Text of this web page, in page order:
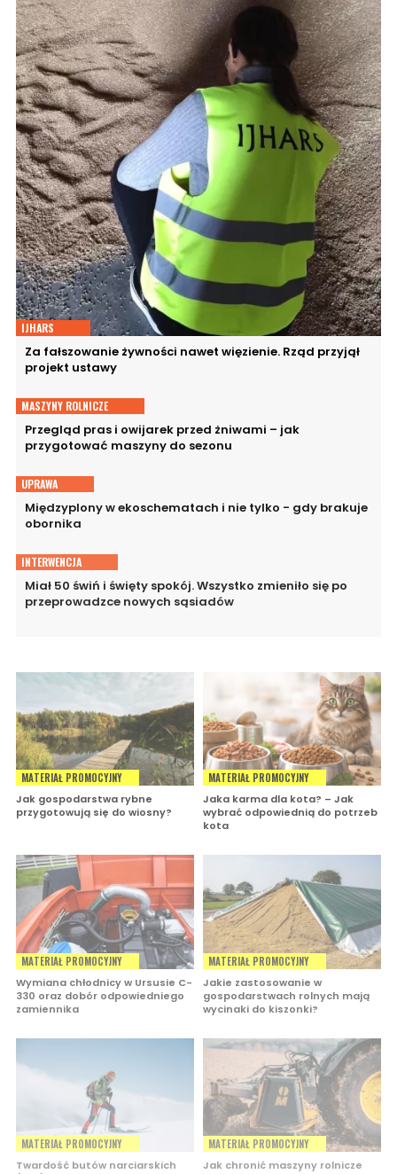
IJHARS
Za fałszowanie żywności nawet więzienie. Rząd przyjął
projekt ustawy
MASZYNY ROLNICZE
Przegląd pras i owijarek przed żniwami – jak
przygotować maszyny do sezonu
UPRAWA
Międzyplony w ekoschematach i nie tylko - gdy brakuje
obornika
INTERWENCJA
Miał 50 świń i święty spokój. Wszystko zmieniło się po
przeprowadzce nowych sąsiadów
MATERIAŁ PROMOCYJNY
Jak gospodarstwa rybne
przygotowują się do wiosny?
MATERIAŁ PROMOCYJNY
Jaka karma dla kota? – Jak
wybrać odpowiednią do potrzeb
kota
MATERIAŁ PROMOCYJNY
Wymiana chłodnicy w Ursusie C-
330 oraz dobór odpowiedniego
zamiennika
MATERIAŁ PROMOCYJNY
Jakie zastosowanie w
gospodarstwach rolnych mają
wycinaki do kiszonki?
MATERIAŁ PROMOCYJNY
Twardość butów narciarskich
MATERIAŁ PROMOCYJNY
Jak chronić maszyny rolnicze